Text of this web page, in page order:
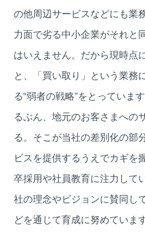
の他周辺サービスなどにも業
力面で劣る中小企業がそれと
はいえません。だから現時点
と、「買い取り」という業務
る“弱者の戦略”をとっていま
るぶん、地元のお客さまへの
る。そこが当社の差別化の部
ビスを提供するうえでカギを
卒採用や社員教育に注力して
社の理念やビジョンに賛同し
どを通じて育成に努めています